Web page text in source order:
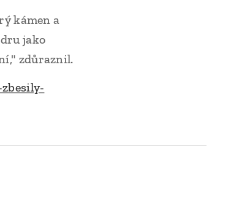
kámen a
jako
zdůraznil.